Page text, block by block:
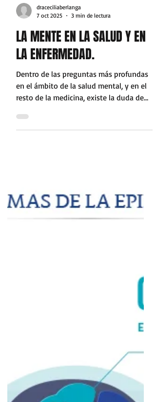
7 oct 2025
3 min de lectura
LA MENTE EN LA SALUD Y EN
LA ENFERMEDAD.
Dentro de las preguntas más profundas
resto de la medicina, existe la duda de
por qué algunos...